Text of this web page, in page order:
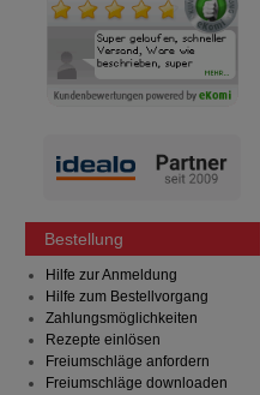
Bestellung
Hilfe zur Anmeldung
Hilfe zum Bestellvorgang
Zahlungsmöglichkeiten
Rezepte einlösen
Freiumschläge anfordern
Freiumschläge downloaden